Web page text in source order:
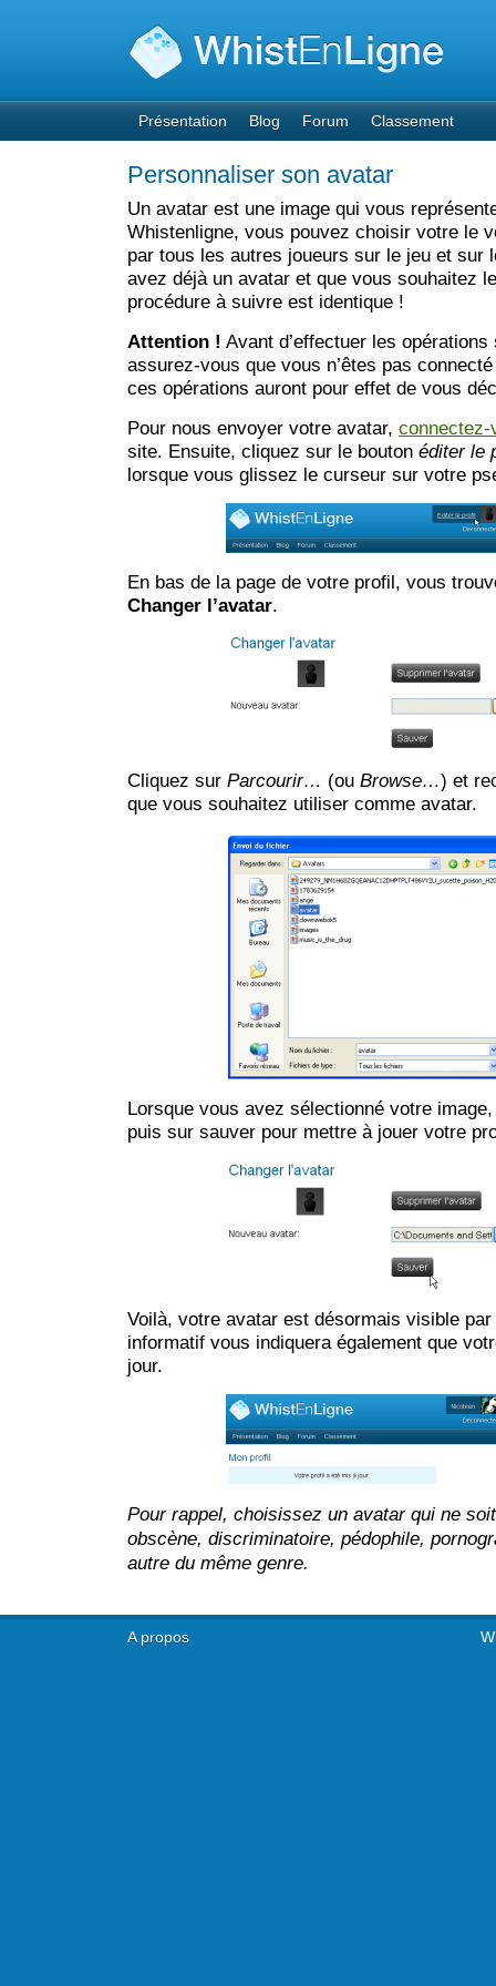
Présentation Blog Forum Classement
Personnaliser son avatar
Un avatar est une image qui vous
Whistenligne, vous pouvez choisir votre le
par tous les autres joueurs sur le jeu et sur
avez déjà un avatar et que vous souhaitez
procédure à suivre est identique !
Attention ! Avant d’effectuer les
assurez-vous que vous n’êtes pas
ces opérations auront pour effet de vous
Pour nous envoyer votre avatar, connectez-
site. Ensuite, cliquez sur le bouton éditer le
lorsque vous glissez le curseur sur votre
En bas de la page de votre profil, vous
Changer l’avatar.
Cliquez sur Parcourir… (ou Browse…) et
que vous souhaitez utiliser comme avatar.
Lorsque vous avez sélectionné votre
puis sur sauver pour mettre à jouer votre
Voilà, votre avatar est désormais visible
informatif vous indiquera également que
jour.
Pour rappel, choisissez un avatar qui ne
obscène, discriminatoire, pédophile,
autre du même genre.
A propos